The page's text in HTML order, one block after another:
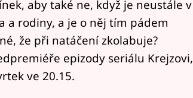
aby také ne, když je neustále v
a rodiny, a je o něj tím pádem
že při natáčení zkolabuje?
epizody seriálu Krejzovi,
ve 20.15.